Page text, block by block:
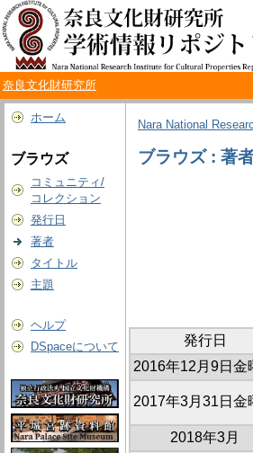
奈良文化財研究所
ホーム
ブラウズ
コミュニティ/
コレクション
発行日
著者
タイトル
主題
ヘルプ
DSpaceについて
Nara National
ブラウズ : 著
発行日
2016年12月9日金
2017年3月31日金
2018年3月